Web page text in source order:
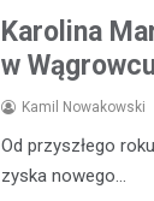
Karolina
w
Kamil Nowakowski
Od przyszłego
zyska nowego…